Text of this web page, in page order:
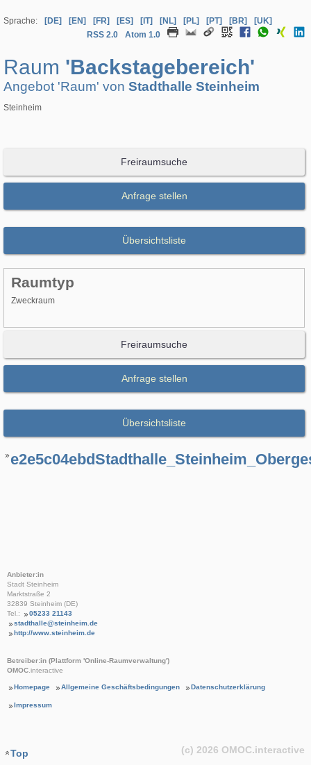
Sprache: [DE] [EN] [FR] [ES] [IT] [NL] [PL] [PT] [BR]
[UK]
RSS 2.0
Atom 1.0
Raum 'Backstagebereich'
Angebot 'Raum' von Stadthalle Steinheim
Steinheim
Freiraumsuche
Anfrage stellen
Übersichtsliste
Raumtyp
Zweckraum
Freiraumsuche
Anfrage stellen
Übersichtsliste
Anbieter:in
Stadt Steinheim
Marktstraße 2
32839 Steinheim (DE)
Tel.:
05233 21143
stadthalle@steinheim.de
http://www.steinheim.de
Betreiber:in (Plattform 'Online-Raumverwaltung')
OMOC.interactive
Homepage Allgemeine Geschäftsbedingungen Datenschutzerklärung
Impressum
Top (c) 2026 OMOC.interactive